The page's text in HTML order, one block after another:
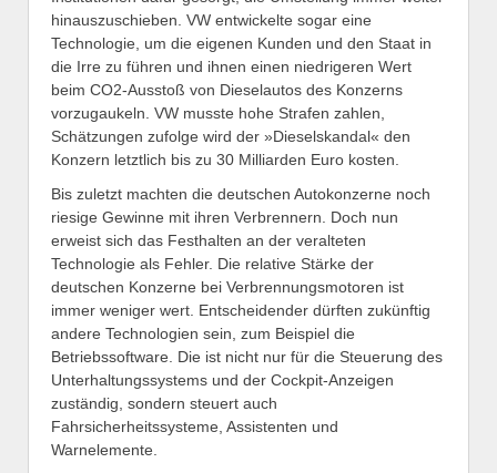
hinauszuschieben. VW entwickelte sogar eine
Technologie, um die eigenen Kunden und den Staat in
die Irre zu führen und ihnen einen niedrigeren Wert
beim CO2-Ausstoß von Dieselautos des Konzerns
vorzugaukeln. VW musste hohe Strafen zahlen,
Schätzungen zufolge wird der »Dieselskandal« den
Konzern letztlich bis zu 30 Milliarden Euro kosten.
Bis zuletzt machten die deutschen Autokonzerne noch
riesige Gewinne mit ihren Verbrennern. Doch nun
erweist sich das Festhalten an der veralteten
Technologie als Fehler. Die relative Stärke der
deutschen Konzerne bei Verbrennungsmotoren ist
immer weniger wert. Entscheidender dürften zukünftig
andere Technologien sein, zum Beispiel die
Betriebssoftware. Die ist nicht nur für die Steuerung des
Unterhaltungssystems und der Cockpit-Anzeigen
zuständig, sondern steuert auch
Fahrsicherheitssysteme, Assistenten und
Warnelemente.